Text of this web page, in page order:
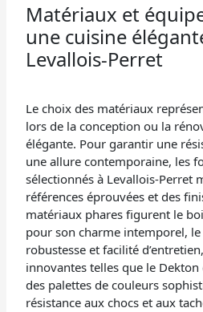
Matériaux et
une cuisine
Levallois-Perret
Le choix des matériaux
lors de la conception ou la
élégante. Pour garantir une
une allure contemporaine, les
sélectionnés à Levallois-Perret
références éprouvées et des
matériaux phares figurent le
pour son charme intemporel,
robustesse et facilité
innovantes telles que le
des palettes de couleurs
résistance aux chocs et aux